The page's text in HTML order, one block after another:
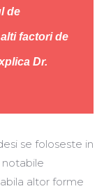
de
factori de
Dr.
se foloseste in
altor forme